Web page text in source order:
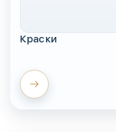
Краски